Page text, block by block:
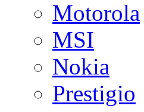
Motorola
MSI
Nokia
Prestigio